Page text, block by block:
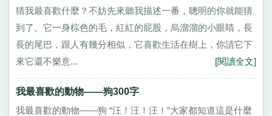
猜我最喜歡什麼？不妨先來聽我描述一番，聰明的你就能猜
到了。它一身棕色的毛，紅紅的屁股，烏溜溜的小眼睛，長
長的尾巴，跟人有幾分相似，它喜歡生活在樹上，你請它下
來它還不樂意...
[閱讀全文]
我最喜歡的動物——狗300字
我最喜歡的動物——狗 “汪！汪！汪！”大家都知道這是什麼